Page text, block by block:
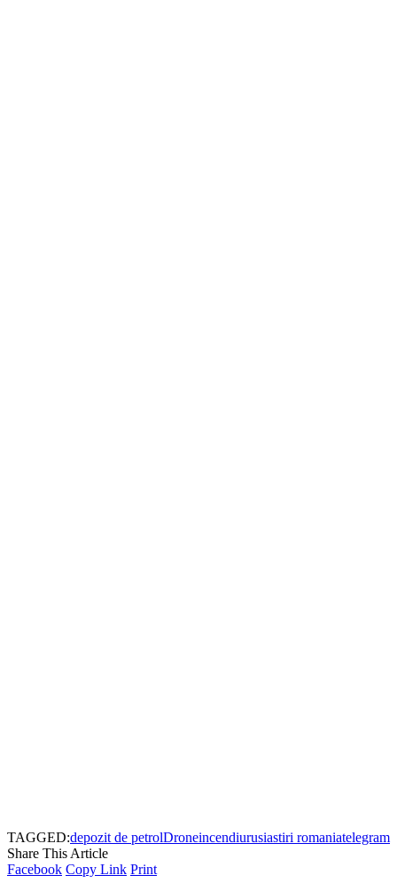
TAGGED:depozit de petrolDroneincendiurusiastiri romaniatelegram
Share This Article
Facebook Copy Link Print